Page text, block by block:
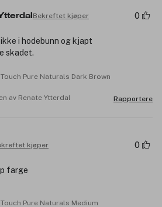
Bekreftet kjøper 0
i hodebunn og kjapt
skadet.
Pure Naturals Dark Brown
av Renate Ytterdal
Rapportere
kjøper 0
farge
Pure Naturals Medium